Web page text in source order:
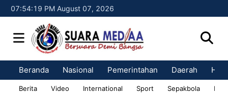
07:54:21 PM August 07, 2026
Beranda Nasional Pemerintahan Daerah
Berita Video International Sport Sepakbola